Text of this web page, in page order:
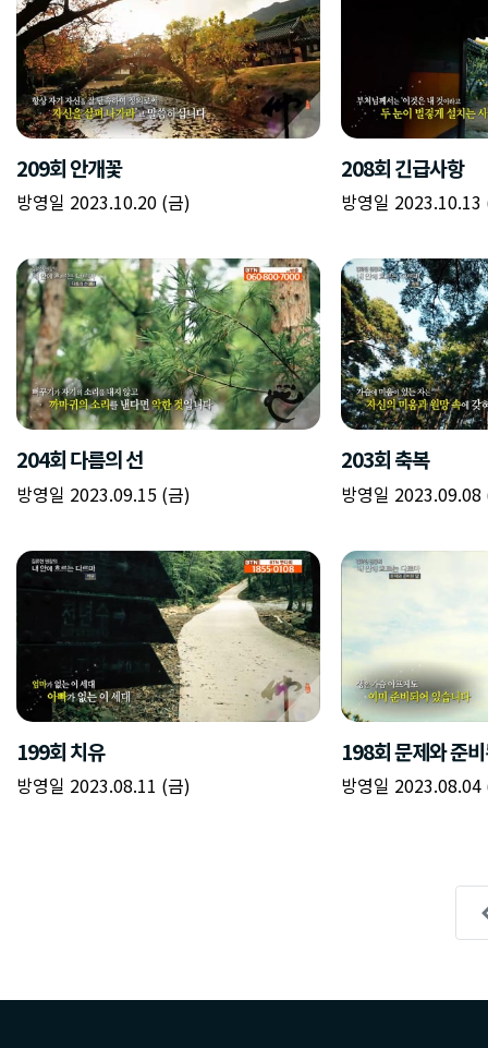
209회 안개꽃
방영일 2023.10.20 (금)
208회 긴급사항
방영일 2023.10.13
204회 다름의 선
방영일 2023.09.15 (금)
203회 축복
방영일 2023.09.08
199회 치유
방영일 2023.08.11 (금)
198회 문제와 준
방영일 2023.08.04